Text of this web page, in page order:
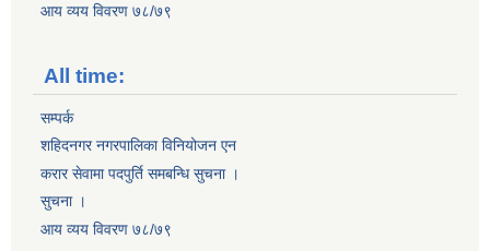
आय व्यय विवरण ७८/७९
All time:
सम्पर्क
शहिदनगर नगरपालिका विनियोजन एन
करार सेवामा पदपुर्ति समबन्धि सुचना ।
सुचना ।
आय व्यय विवरण ७८/७९